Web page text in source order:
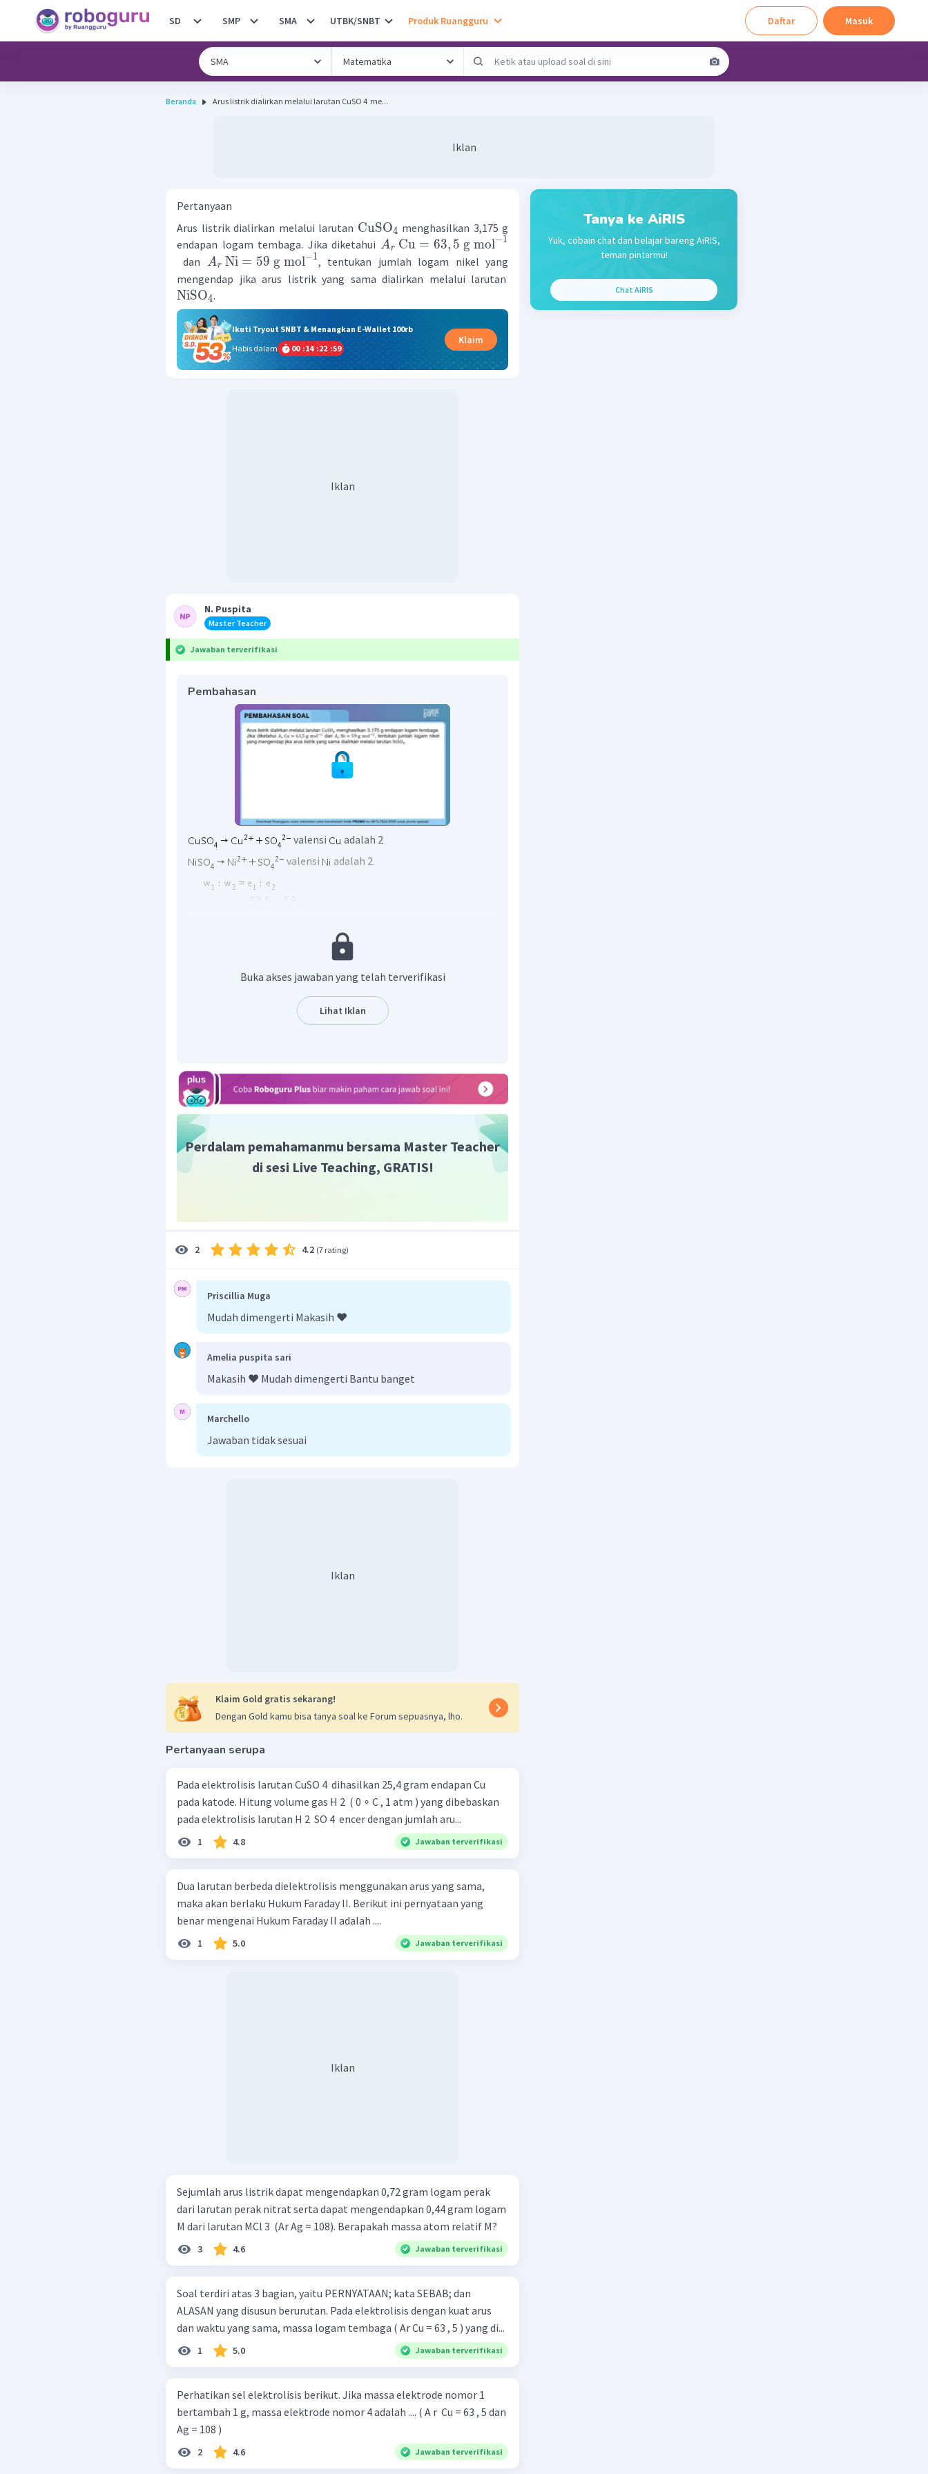
SD SMP SMA UTBK/SNBT Produk Ruangguru Daftar Masuk
Beranda Arus listrik dialirkan melalui larutan CuSO 4 ​ me...
Iklan
Pertanyaan
Arus listrik dialirkan melalui larutan CuSO4 menghasilkan 3,175 g
endapan logam tembaga. Jika diketahui Ar Cu = 63, 5 g mol−1
dan Ar Ni = 59 g mol−1, tentukan jumlah logam nikel yang
mengendap jika arus listrik yang sama dialirkan melalui larutan
NiSO4.
Ikuti Tryout SNBT & Menangkan E-Wallet 100rb
Habis dalam
00 :14 :22 :58
Klaim
Iklan
N. Puspita
Master Teacher
Jawaban terverifikasi
Pembahasan
valensi
adalah 2
valensi
adalah 2
Jadi massa logam nikel yang mengendap adalah 2,95 g.
Buka akses jawaban yang telah terverifikasi
Lihat Iklan
Perdalam pemahamanmu bersama Master Teacher
di sesi Live Teaching, GRATIS!
2 4.2 (7 rating)
Priscillia Muga
Mudah dimengerti Makasih ❤️
Amelia puspita sari
Makasih ❤️ Mudah dimengerti Bantu banget
Marchello
Jawaban tidak sesuai
Iklan
Klaim Gold gratis sekarang!
Dengan Gold kamu bisa tanya soal ke Forum sepuasnya, lho.
Pertanyaan serupa
Pada elektrolisis larutan CuSO 4 ​ dihasilkan 25,4 gram endapan Cu
pada katode. Hitung volume gas H 2 ​ ( 0 ∘ C , 1 atm ) yang dibebaskan
pada elektrolisis larutan H 2 ​ SO 4 ​ encer dengan jumlah aru...
1 4.8 Jawaban terverifikasi
Dua larutan berbeda dielektrolisis menggunakan arus yang sama,
maka akan berlaku Hukum Faraday II. Berikut ini pernyataan yang
benar mengenai Hukum Faraday II adalah ....
1 5.0 Jawaban terverifikasi
Iklan
Sejumlah arus listrik dapat mengendapkan 0,72 gram logam perak
dari larutan perak nitrat serta dapat mengendapkan 0,44 gram logam
M dari larutan MCl 3 ​ (Ar Ag = 108). Berapakah massa atom relatif M?
3 4.6 Jawaban terverifikasi
Soal terdiri atas 3 bagian, yaitu PERNYATAAN; kata SEBAB; dan
ALASAN yang disusun berurutan. Pada elektrolisis dengan kuat arus
dan waktu yang sama, massa logam tembaga ( Ar Cu = 63 , 5 ) yang di...
1 5.0 Jawaban terverifikasi
Perhatikan sel elektrolisis berikut. Jika massa elektrode nomor 1
bertambah 1 g, massa elektrode nomor 4 adalah .... ( A r ​ Cu = 63 , 5 dan
Ag = 108 )
2 4.6 Jawaban terverifikasi
Tanya ke AiRIS
Yuk, cobain chat dan belajar bareng AiRIS,
teman pintarmu!
Chat AiRIS